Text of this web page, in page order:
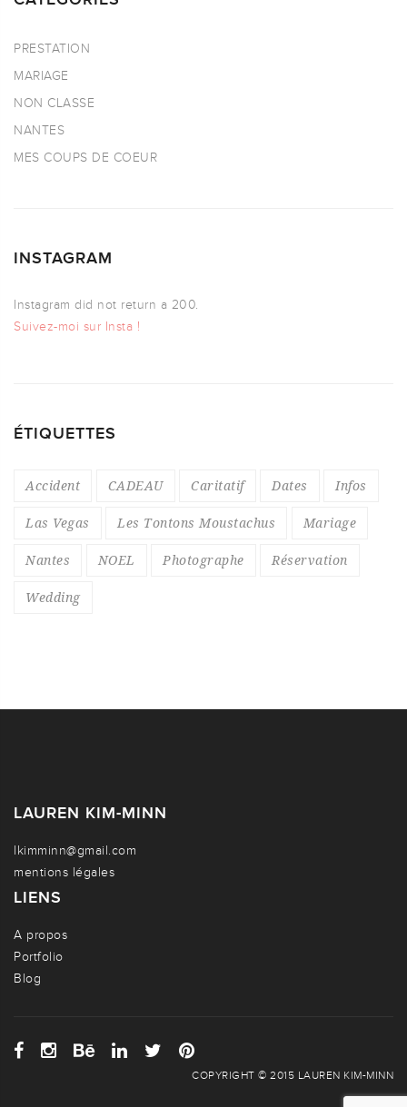
PRESTATION
MARIAGE
NON CLASSE
NANTES
MES COUPS DE COEUR
INSTAGRAM
Instagram did not return a 200.
Suivez-moi sur Insta !
ÉTIQUETTES
Accident CADEAU Caritatif Dates Infos
Las Vegas Les Tontons Moustachus Mariage
Nantes NOEL Photographe Réservation
Wedding
LAUREN KIM-MINN
lkimminn@gmail.com
mentions légales
LIENS
A propos
Portfolio
Blog
COPYRIGHT © 2015 LAUREN KIM-MINN